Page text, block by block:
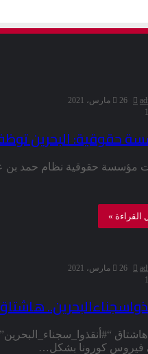
26 مارس، 2021
حقوقية: البحرين توظف
مؤسسة حقوقية نظام حمد بن
القراءة »
26 مارس، 2021
فيروس كورونا بشكل…